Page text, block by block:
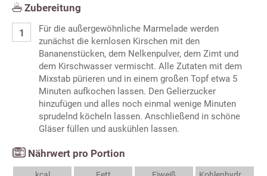
Zubereitung
Für die außergewöhnliche Marmelade werden
zunächst die kernlosen Kirschen mit den
Bananenstücken, dem Nelkenpulver, dem Zimt und
dem Kirschwasser vermischt. Alle Zutaten mit dem
Mixstab pürieren und in einem großen Topf etwa 5
Minuten aufkochen lassen. Den Gelierzucker
hinzufügen und alles noch einmal wenige Minuten
sprudelnd köcheln lassen. Anschließend in schöne
Gläser füllen und auskühlen lassen.
Nährwert pro Portion